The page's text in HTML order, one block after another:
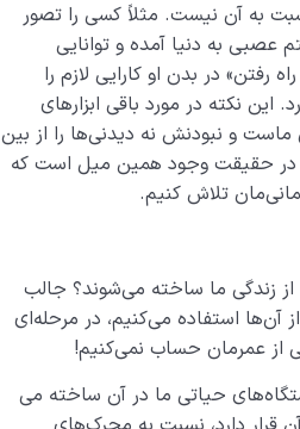
به آن نیست. مثلاً کسی را تصور
عصبی به دنیا آمده و توانایی
رفتن» در بدن او کارایی لازم را
این نکته در مورد باقی ابزارهای
و نبودنش نه دیدنی‌­ها را از بین
در حقیقت وجود همین میل است که
تلاش کنیم.
از زندگی ما ساخته می­‌شوند؟ جالب
آن‌ها استفاده می­‌کنیم، در مرحله‌­ای
از عمرمان حساب نمی‌­کنیم!
حیاتی ما در آن ساخته می­‌